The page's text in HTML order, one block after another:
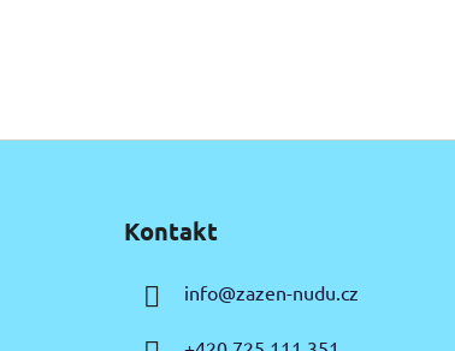
Kontakt
info@zazen-nudu.cz